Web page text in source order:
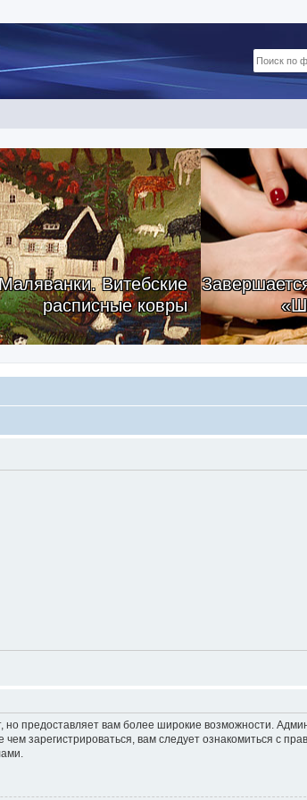
Витебские
расписные ковры
предоставляет вам более широкие возможности.
зарегистрироваться, вам следует ознакомиться с